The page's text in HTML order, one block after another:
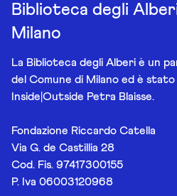
Biblioteca degli
Milano
La Biblioteca degli Alberi è un
del Comune di Milano ed è
Inside|Outside Petra Blaisse.
Fondazione Riccardo Catella
Via G. de Castillia 28
Cod. Fis. 97417300155
P. Iva 06003120968